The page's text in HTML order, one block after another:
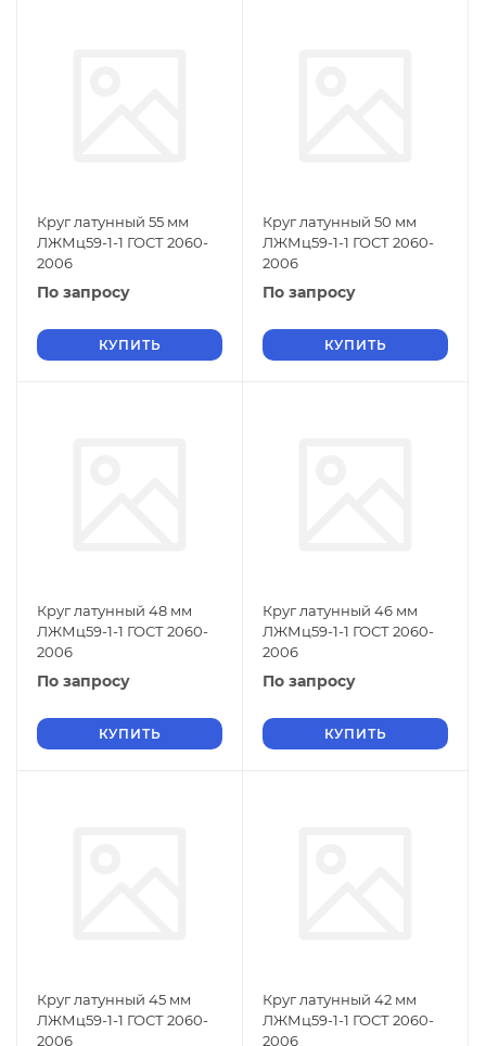
Круг латунный 55 мм
ЛЖМц59-1-1 ГОСТ 2060-
2006
По запросу
КУПИТЬ
Круг латунный 50 мм
ЛЖМц59-1-1 ГОСТ 2060-
2006
По запросу
КУПИТЬ
Круг латунный 48 мм
ЛЖМц59-1-1 ГОСТ 2060-
2006
По запросу
КУПИТЬ
Круг латунный 46 мм
ЛЖМц59-1-1 ГОСТ 2060-
2006
По запросу
КУПИТЬ
Круг латунный 45 мм
ЛЖМц59-1-1 ГОСТ 2060-
2006
Круг латунный 42 мм
ЛЖМц59-1-1 ГОСТ 2060-
2006